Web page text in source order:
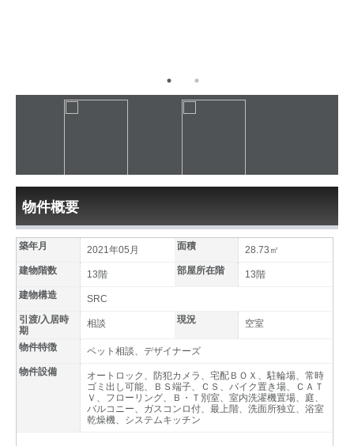
物件概要
築年月 2021年05月 面積
28.73㎡
建物階数
13階 部屋所在階
13階
建物構造
SRC
引渡/入居時
期
相談 現況 空室
物件特徴
ペット相談、デザイナーズ
物件設備
オートロック、防犯カメラ、宅配ＢＯＸ、駐輪場、常時
ゴミ出し可能、ＢＳ端子、ＣＳ、バイク置き場、ＣＡＴ
Ｖ、フローリング、Ｂ・Ｔ別室、室内洗濯機置場、庭、
バルコニー、ガスコンロ付、最上階、洗面所独立、浴室
乾燥機、システムキッチン